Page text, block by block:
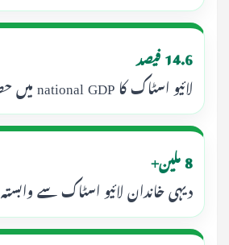
14.6 فیصد
لائیو اسٹاک کا national GDP میں حصہ
8 ملین+
دیہی خاندان لائیو اسٹاک سے وابستہ